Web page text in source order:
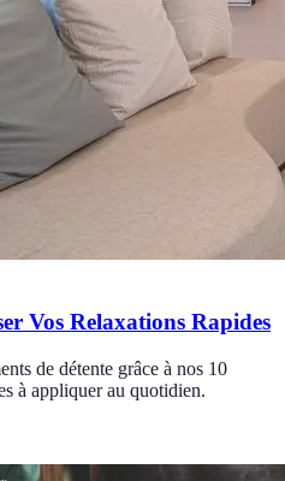
Vos Relaxations Rapides
de détente grâce à nos 10
à appliquer au quotidien.